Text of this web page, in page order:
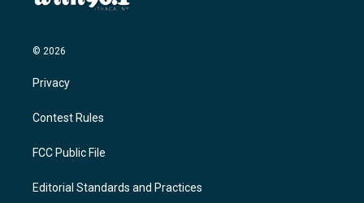
© 2026
Privacy
Contest Rules
FCC Public File
Editorial Standards and Practices